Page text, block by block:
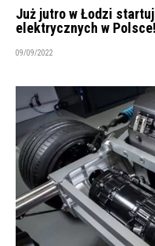
Już jutro w Łodzi
elektrycznych w Polsce!
09/09/2022